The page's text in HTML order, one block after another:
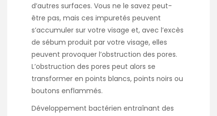
d’autres surfaces. Vous ne le savez peut-
être pas, mais ces impuretés peuvent
s’accumuler sur votre visage et, avec l’excès
de sébum produit par votre visage, elles
peuvent provoquer l’obstruction des pores.
L’obstruction des pores peut alors se
transformer en points blancs, points noirs ou
boutons enflammés.
Développement bactérien entraînant des